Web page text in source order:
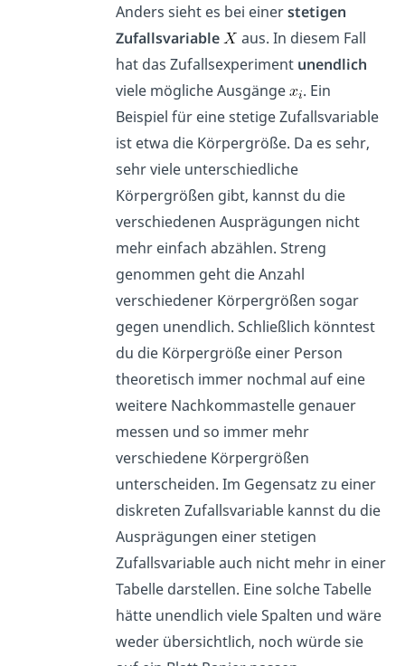
Anders sieht es bei einerstetigen
Zufallsvariable
aus. In diesem Fall
hat das Zufallsexperiment unendlich
viele mögliche Ausgänge
. Ein
Beispiel für eine stetige Zufallsvariable
ist etwa die Körpergröße. Da es sehr,
sehr viele unterschiedliche
Körpergrößen gibt, kannst du die
verschiedenen Ausprägungen nicht
mehr einfach abzählen. Streng
genommen geht die Anzahl
verschiedener Körpergrößen sogar
gegen unendlich. Schließlich könntest
du die Körpergröße einer Person
theoretisch immer nochmal auf eine
weitere Nachkommastelle genauer
messen und so immer mehr
verschiedene Körpergrößen
unterscheiden. Im Gegensatz zu einer
diskreten Zufallsvariable kannst du die
Ausprägungen einer stetigen
Zufallsvariable auch nicht mehr in einer
Tabelle darstellen. Eine solche Tabelle
hätte unendlich viele Spalten und wäre
weder übersichtlich, noch würde sie